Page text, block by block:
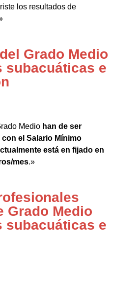
los resultados de
Grado Medio
subacuáticas e
Medio han de ser
el Salario Mínimo
está en fijado en
mes.»
Grado Medio
subacuáticas e